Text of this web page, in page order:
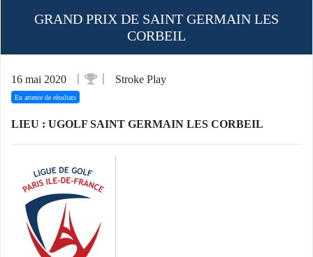
GRAND PRIX DE SAINT GERMAIN LES
CORBEIL
16 mai 2020 Stroke Play
En attente de résultats
LIEU : UGOLF SAINT GERMAIN LES CORBEIL